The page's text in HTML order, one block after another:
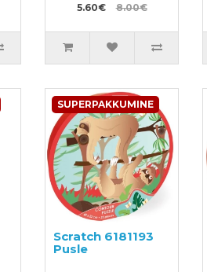
5.60€ 8.00€
SUPERPAKKUMINE
Scratch 6181193
Pusle